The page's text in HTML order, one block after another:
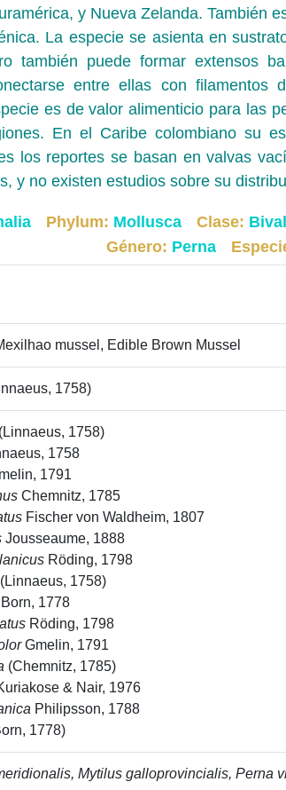
y Nueva Zelanda. También
La especie se asienta en
también puede formar extensos
entre ellas con filamentos
es de valor alimenticio para las
En el Caribe colombiano su
los reportes se basan en valvas
y no existen estudios sobre su
Phylum: Mollusca Clase:
Género: Perna
mussel, Edible Brown Mussel
1758)
(Linnaeus, 1758)
1758
1791
Chemnitz, 1785
Fischer von Waldheim, 1807
Jousseaume, 1888
Röding, 1798
(Linnaeus, 1758)
Born, 1778
Röding, 1798
Gmelin, 1791
(Chemnitz, 1785)
& Nair, 1976
Philipsson, 1788
1778)
Mytilus galloprovincialis, Perna